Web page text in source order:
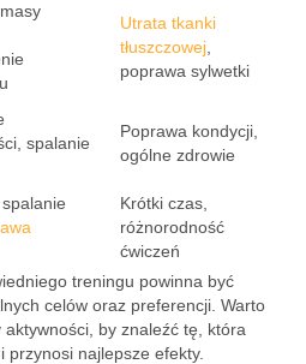
Utrata tkanki
tłuszczowej
poprawa sylwetki
spalanie
Poprawa kondycji,
ogólne zdrowie
Krótki czas,
różnorodność
ćwiczeń
treningu powinna być
celów oraz preferencji. Warto
by znaleźć tę, która
przynosi najlepsze efekty.